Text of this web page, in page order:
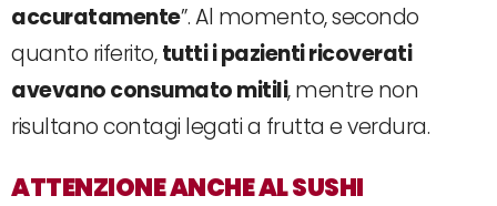
accuratamente”. Al momento, secondo
quanto riferito,tutti i pazienti ricoverati
avevano consumato mitili, mentre non
risultano contagi legati a frutta e verdura.
ATTENZIONE ANCHE AL SUSHI